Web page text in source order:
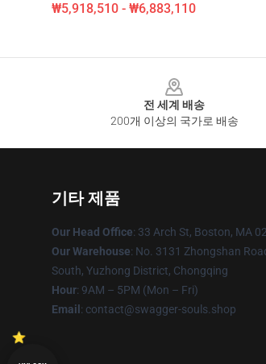
₩5,918,510 - ₩6,883,110
전 세계 배송
200개 이상의 국가로 배송
기타 제품
Our Head Office: 33 Arch St, Boston, MA
Our Warehouse: No. 3131 Zhongshan
South, Yuzhong District, Chongqing
Hour: 9AM – 5PM (Mon – Fri)
Email : contact@swagger-souls.shop